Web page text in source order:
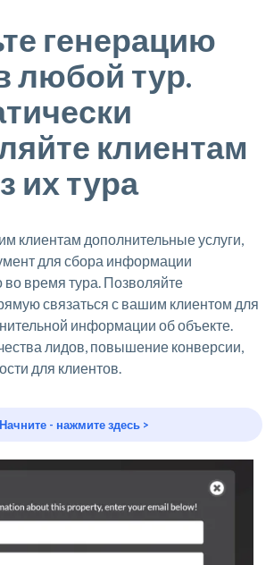
генерацию
любой тур.
клиентам
их тура
клиентам дополнительные услуги,
для сбора информации
во время тура. Позволяйте
связаться с вашим клиентом для
информации об объекте.
лидов, повышение конверсии,
для клиентов.
Начните - нажмите здесь >